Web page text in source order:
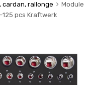
cardan, rallonge
Module
-125 pcs Kraftwerk